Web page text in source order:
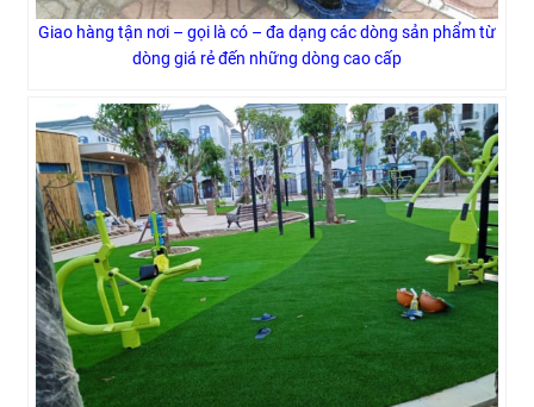
Giao hàng tận nơi – gọi là có – đa dạng các dòng sản phẩm từ
dòng giá rẻ đến những dòng cao cấp